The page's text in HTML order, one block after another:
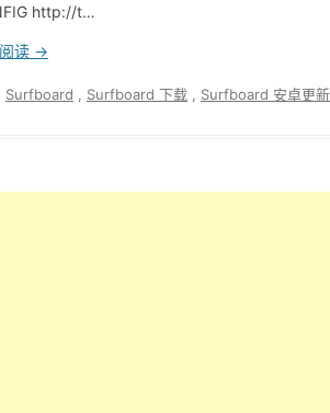
http://t…
读 →
Surfboard Surfboard 下载 Surfboard 安卓更新